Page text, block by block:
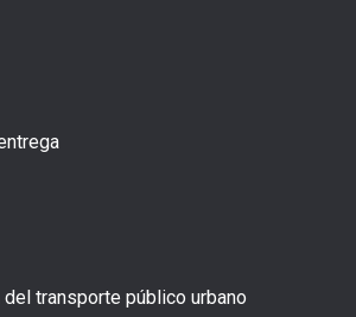
transporte público urbano